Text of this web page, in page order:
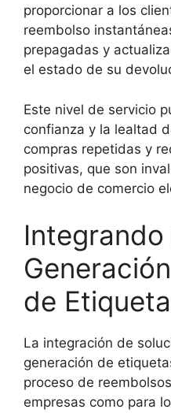
proporcionar a los
reembolso
prepagadas y
el estado de su
Este nivel de servicio
confianza y la lealtad
compras repetidas y
positivas, que son
negocio de comercio
Integrando
de
La integración de
generación de
proceso de
empresas como para